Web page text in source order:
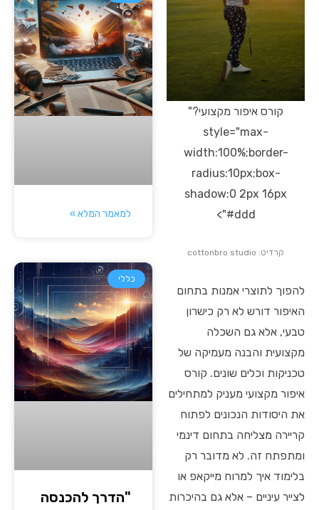
קורס איפור מקצועי?"
style="max-
width:100%;border-
radius:10px;box-
shadow:0 2px 16px
#ddd">
קרדיט: cottonbro studio
להפוך לתוצרי אמנות בתחום
האיפור דורש לא רק כישרון
טבעי, אלא גם השכלה
מקצועית והבנה מעמיקה של
טכניקות וכלים שונים. קורס
איפור מקצועי מעניק למתחילים
את היסודות הנכונים לפתוח
קריירה מצליחה בתחום דינמי
ומתפתח זה. לא מדובר רק
בלימוד איך למרוח מייקאפ או
לצייר עיניים – אלא גם בהיכרות
למאמר המלא »
כללי
"הדרך להכנסה